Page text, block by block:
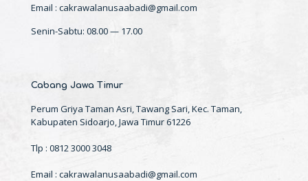
Email : cakrawalanusaabadi@gmail.com
Senin-Sabtu: 08.00 — 17.00
Cabang Jawa Timur
Perum Griya Taman Asri, Tawang Sari, Kec. Taman,
Kabupaten Sidoarjo, Jawa Timur 61226
Tlp : 0812 3000 3048
Email : cakrawalanusaabadi@gmail.com